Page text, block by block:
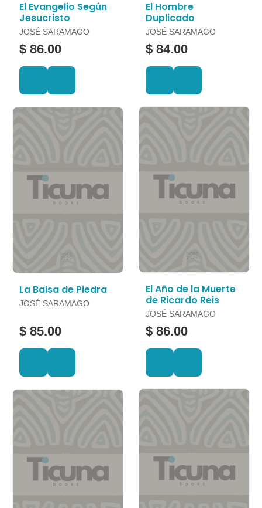
El Evangelio Según
Jesucristo
JOSÉ SARAMAGO
$ 86.00
El Hombre
Duplicado
JOSÉ SARAMAGO
$ 84.00
La Balsa de Piedra
JOSÉ SARAMAGO
$ 85.00
El Año de la Muerte
de Ricardo Reis
JOSÉ SARAMAGO
$ 86.00